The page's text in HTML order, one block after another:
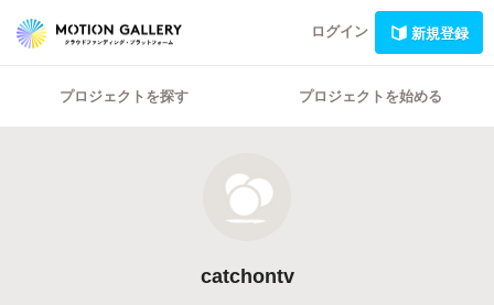
ログイン 新規登録
プロジェクトを探す プロジェクトを始める
catchontv